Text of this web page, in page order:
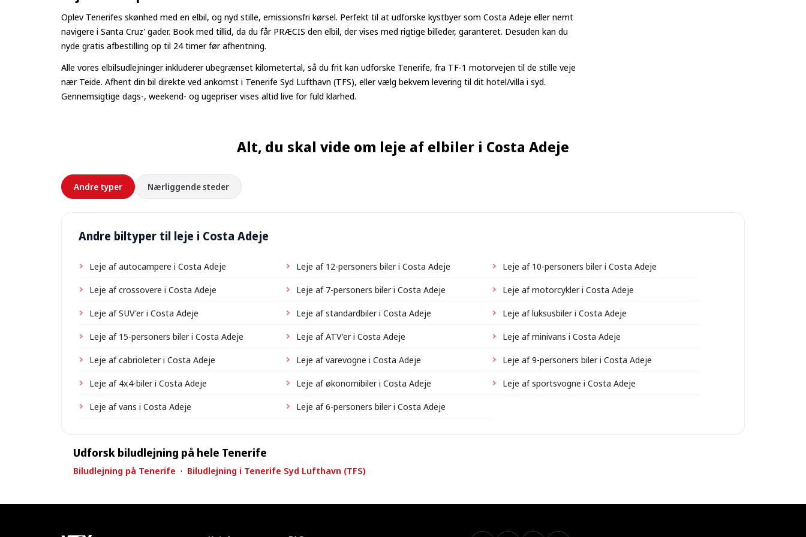
Oplev Tenerifes skønhed med en elbil, og nyd stille, emissionsfri kørsel. Perfekt til at udforske kystbyer som Costa Adeje eller nemt
navigere i Santa Cruz' gader. Book med tillid, da du får PRÆCIS den elbil, der vises med rigtige billeder, garanteret. Desuden kan du
nyde gratis afbestilling op til 24 timer før afhentning.
Alle vores elbilsudlejninger inkluderer ubegrænset kilometertal, så du frit kan udforske Tenerife, fra TF-1 motorvejen til de stille veje
nær Teide. Afhent din bil direkte ved ankomst i Tenerife Syd Lufthavn (TFS), eller vælg bekvem levering til dit hotel/villa i syd.
Gennemsigtige dags-, weekend- og ugepriser vises altid live for fuld klarhed.
Alt, du skal vide om leje af elbiler i Costa Adeje
Andre typer Nærliggende steder
Andre biltyper til leje i Costa Adeje
Leje af autocampere i Costa Adeje Leje af 12-personers biler i Costa Adeje
Leje af 10-personers biler i Costa Adeje
Leje af crossovere i Costa Adeje
Leje af 7-personers biler i Costa Adeje
Leje af motorcykler i Costa Adeje
Leje af SUV'er i Costa Adeje
Leje af standardbiler i Costa Adeje
Leje af luksusbiler i Costa Adeje
Leje af 15-personers biler i Costa Adeje
Leje af ATV'er i Costa Adeje
Leje af minivans i Costa Adeje
Leje af cabrioleter i Costa Adeje
Leje af varevogne i Costa Adeje
Leje af 9-personers biler i Costa Adeje
Leje af 4x4-biler i Costa Adeje
Leje af økonomibiler i Costa Adeje
Leje af sportsvogne i Costa Adeje
Leje af vans i Costa Adeje
Leje af 6-personers biler i Costa Adeje
Udforsk biludlejning på hele Tenerife
Biludlejning på Tenerife · Biludlejning i Tenerife Syd Lufthavn (TFS)